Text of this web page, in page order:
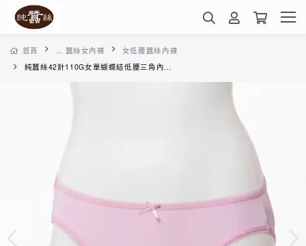
首頁 ... 蠶絲女內褲
女低腰蠶絲內褲
純蠶絲42針110G女單蝴蝶結低腰三角內褲-WWA0A3305E(櫻花粉)